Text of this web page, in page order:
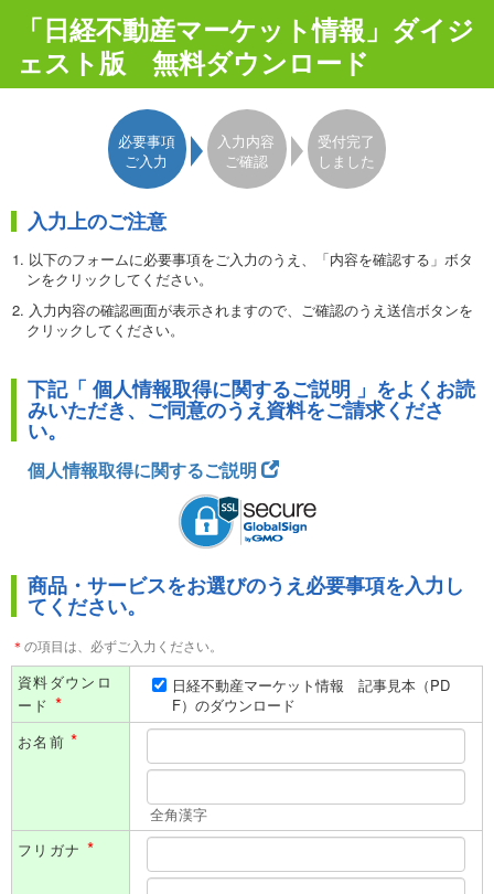
「日経不動産マーケット情報」ダイジ
ェスト版 無料ダウンロード
必要事項
ご入力
入力内容
ご確認
受付完了
しました
入力上のご注意
1. 以下のフォームに必要事項をご入力のうえ、「内容を確認する」ボタ
ンをクリックしてください。
2. 入力内容の確認画面が表示されますので、ご確認のうえ送信ボタンを
クリックしてください。
ンロードはお一人様1回限りとさせていただきます。
●このフォームは日本国内専用です。●ご入力いただいた情報は日経BP
マーケティングに登録されます。●ご登録いただいた住所やE-mailアド
きます。また、これ以外に日経BPグループ会社から、各種ご案内（刊
行物、展示会、セミナー等）やアンケート、広告主等の製品やサービス
のご案内を送付させていただく場合があります。
下記「 個人情報取得に関するご説明 」をよくお読
みいただき、ご同意のうえ資料をご請求くださ
い。
個人情報取得に関するご説明
商品・サービスをお選びのうえ必要事項を入力し
てください。
＊の項目は、必ずご入力ください。
資料ダウンロ
ード *
日経不動産マーケット情報 記事見本（PD
F）のダウンロード
お名前*
全角漢字
フリガナ *